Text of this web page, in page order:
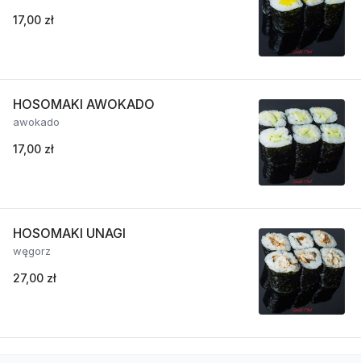
17,00 zł
HOSOMAKI AWOKADO
awokado
17,00 zł
HOSOMAKI UNAGI
węgorz
27,00 zł